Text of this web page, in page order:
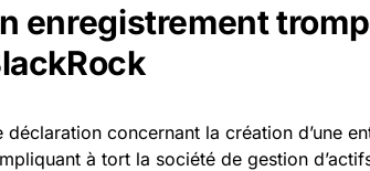
enregistrement
déclaration concernant la création d’une
à tort la société de gestion